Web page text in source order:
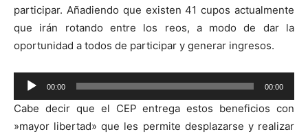
participar. Añadiendo que existen 41 cupos actualmente
que irán rotando entre los reos, a modo de dar la
oportunidad a todos de participar y generar ingresos.
Reproductor
de
audio
00:00 00:00
Cabe decir que el CEP entrega estos beneficios con
»mayor libertad» que les permite desplazarse y realizar